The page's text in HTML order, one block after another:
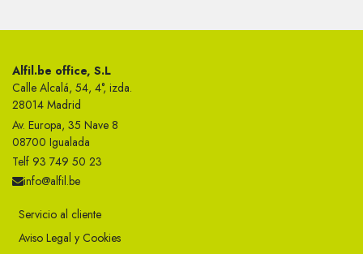
Alfil.be office, S.L
Calle Alcalá, 54, 4°, izda.
28014 Madrid
Av. Europa, 35 Nave 8
08700 Igualada
Telf 93 749 50 23
info@alfil.be
Servicio al cliente
Aviso Legal y Cookies